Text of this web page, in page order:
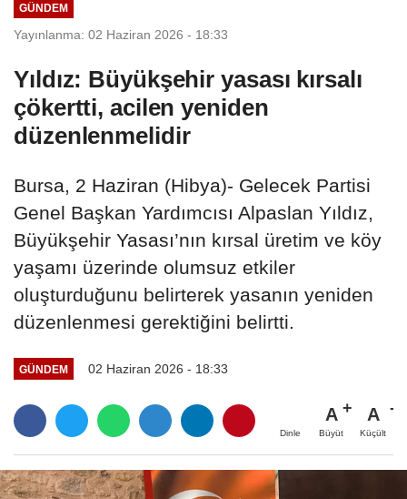
GÜNDEM
Yayınlanma: 02 Haziran 2026 - 18:33
Yıldız: Büyükşehir yasası kırsalı
çökertti, acilen yeniden
düzenlenmelidir
Bursa, 2 Haziran (Hibya)- Gelecek Partisi
Genel Başkan Yardımcısı Alpaslan Yıldız,
Büyükşehir Yasası’nın kırsal üretim ve köy
yaşamı üzerinde olumsuz etkiler
oluşturduğunu belirterek yasanın yeniden
düzenlenmesi gerektiğini belirtti.
GÜNDEM 02 Haziran 2026 - 18:33
Dinle
A
Büyüt
A
Küçült